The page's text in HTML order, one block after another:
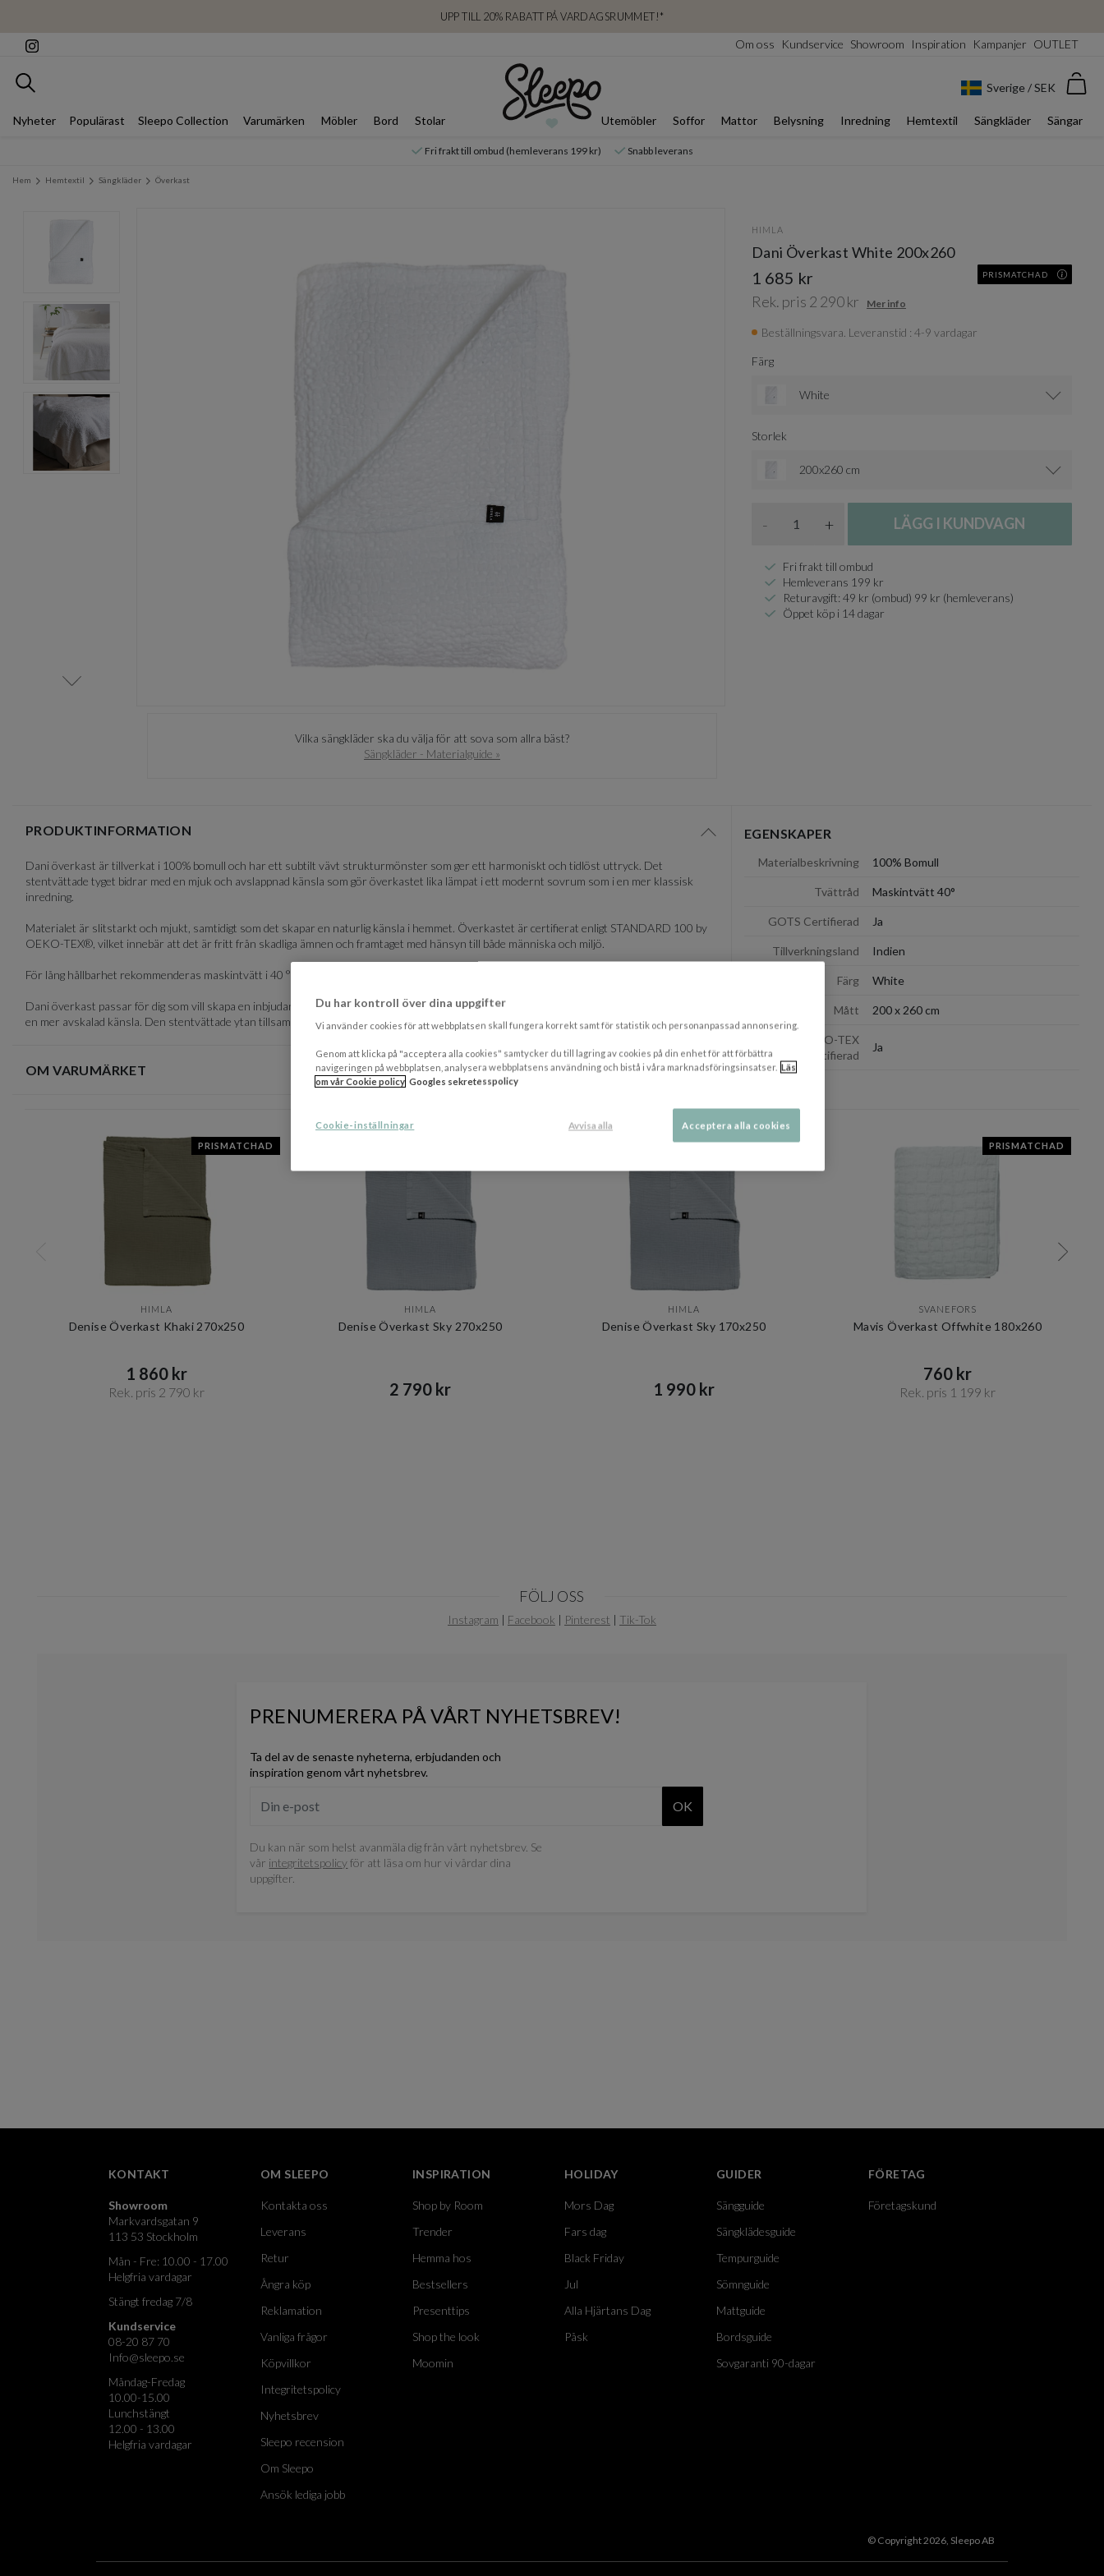
UPP TILL 20% RABATT PÅ VARDAGSRUMMET!*
Om oss Kundservice Showroom Inspiration Kampanjer OUTLET
Sök Sverige / SEK
Nyheter Populärast Sleepo Collection Varumärken Möbler Bord Stolar Utemöbler Soffor Mattor Belysning Inredning Hemtextil Sängkläder Sängar
Fri frakt till ombud (hemleverans 199 kr) Snabb leverans
Hem Hemtextil Sängkläder Överkast
Vilka sängkläder ska du välja för att sova som allra bäst?
Sängkläder - Materialguide »
HIMLA
Dani Överkast White 200x260
1 685 kr PRISMATCHAD
Rek. pris 2 290 kr Mer info
Beställningsvara. Leveranstid : 4-9 vardagar
Färg
White
Storlek
200x260 cm
- + LÄGG I KUNDVAGN
Fri frakt till ombud
Hemleverans 199 kr
Returavgift: 49 kr (ombud) 99 kr (hemleverans)
Öppet köp i 14 dagar
PRODUKTINFORMATION
Visa/dölj
Dani överkast är tillverkat i 100% bomull och har ett subtilt vävt strukturmönster som ger ett harmoniskt och tidlöst uttryck. Det
stentvättade tyget bidrar med en mjuk och avslappnad känsla som gör överkastet lika lämpat i ett modernt sovrum som i en mer klassisk
inredning.
Materialet är slitstarkt och mjukt, samtidigt som det skapar en naturlig känsla i hemmet. Överkastet är certifierat enligt STANDARD 100 by
OEKO-TEX®, vilket innebär att det är fritt från skadliga ämnen och framtaget med hänsyn till både människa och miljö.
För lång hållbarhet rekommenderas maskintvätt i 40 °C. Undvik direkt solljus under längre tid för att bevara färgens djup.
Dani överkast passar för dig som vill skapa en inbjudande och välkomnande bäddning. Lägg det över hela sängen eller vik det vid fotändan för
en mer avskalad känsla. Den stentvättade ytan tillsammans med det diskreta mönstret bidrar till en levande men ändå lugn estetik.
OM VARUMÄRKET Visa/dölj
EGENSKAPER
Materialbeskrivning 100% Bomull
Tvättråd Maskintvätt 40°
GOTS Certifierad Ja
Tillverkningsland Indien
Färg White
Mått 200 x 260 cm
OEKO-TEX
Certifierad
Ja
PRISMATCHAD
HIMLA
Denise Överkast Khaki 270x250
1 860 kr​​
Rek. pris 2 790 kr​​
HIMLA
Denise Överkast Sky 270x250
2 790 kr​​
HIMLA
Denise Överkast Sky 170x250
1 990 kr​​
PRISMATCHAD
SVANEFORS
Mavis Överkast Offwhite 180x260
760 kr​​
Rek. pris 1 199 kr​​
FÖLJ OSS
Instagram | Facebook | Pinterest | Tik-Tok
PRENUMERERA PÅ VÅRT NYHETSBREV!
Ta del av de senaste nyheterna, erbjudanden och
inspiration genom vårt nyhetsbrev.
OK
Du kan när som helst avanmäla dig från vårt nyhetsbrev. Se
vår integritetspolicyför att läsa om hur vi vårdar dina
uppgifter.
KONTAKT
Showroom
Markvardsgatan 9
113 53 Stockholm
Mån - Fre: 10.00 - 17.00
Helgfria vardagar
Stängt fredag 7/8
Kundservice
08-20 87 70
Info@sleepo.se
Måndag-Fredag
10.00-15.00
Lunchstängt
12.00 - 13.00
Helgfria vardagar
OM SLEEPO
Kontakta oss
Leverans
Retur
Ångra köp
Reklamation
Vanliga frågor
Köpvillkor
Integritetspolicy
Nyhetsbrev
Sleepo recension
Om Sleepo
Ansök lediga jobb
INSPIRATION
Shop by Room
Trender
Hemma hos
Bestsellers
Presenttips
Shop the look
Moomin
HOLIDAY
Mors Dag
Fars dag
Black Friday
Jul
Alla Hjärtans Dag
Påsk
GUIDER
Sängguide
Sängklädesguide
Tempurguide
Sömnguide
Mattguide
Bordsguide
Sovgaranti 90-dagar
FÖRETAG
Företagskund
© Copyright 2026, Sleepo AB
Du har kontroll över dina uppgifter
Vi använder cookies för att webbplatsen skall fungera korrekt samt för statistik och personanpassad annonsering.
Genom att klicka på "acceptera alla cookies" samtycker du till lagring av cookies på din enhet för att förbättra
navigeringen på webbplatsen, analysera webbplatsens användning och bistå i våra marknadsföringsinsatser. Läs
om vår Cookie policy Googles sekretesspolicy
Cookie-inställningar Avvisa alla Acceptera alla cookies